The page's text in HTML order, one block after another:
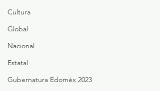
Cultura
Global
Nacional
Estatal
Gubernatura Edoméx 2023